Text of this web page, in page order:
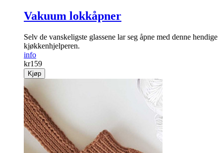
Vakuum lokkåpner
Selv de vanskeligste glassene lar seg åpne med denne hendige
kjøkkenhjelperen.
info
kr159
Kjøp